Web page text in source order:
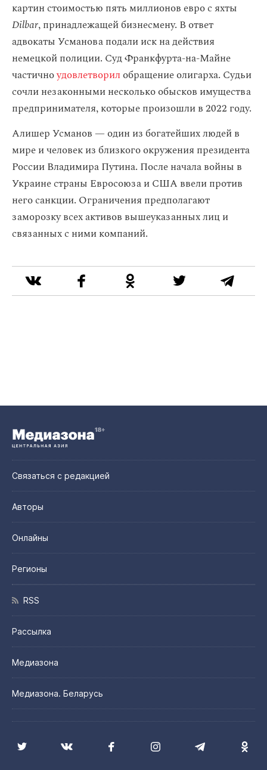
картин стоимостью пять миллионов евро с яхты
Dilbar, принадлежащей бизнесмену. В ответ
адвокаты Усманова подали иск на действия
немецкой полиции. Суд Франкфурта-на-Майне
частичноудовлетворил обращение олигарха. Судьи
сочли незаконными несколько обысков имущества
предпринимателя, которые произошли в 2022 году.
Алишер Усманов — один из богатейших людей в
мире и человек из близкого окружения президента
России Владимира Путина. После начала войны в
Украине страны Евросоюза и США ввели против
него санкции. Ограничения предполагают
заморозку всех активов вышеуказанных лиц и
связанных с ними компаний.
Связаться с редакцией
Авторы
Онлайны
Регионы
RSS
Рассылка
Медиазона
Медиазона. Беларусь